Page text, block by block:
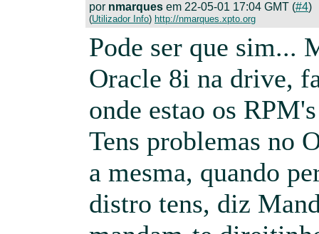
por nmarques em 22-05-01 17:04 GMT (#4)
(Utilizador Info) http://nmarques.xpto.org
Pode ser que sim...
Oracle 8i na drive,
onde estao os
Tens problemas no
a mesma, quando
distro tens, diz